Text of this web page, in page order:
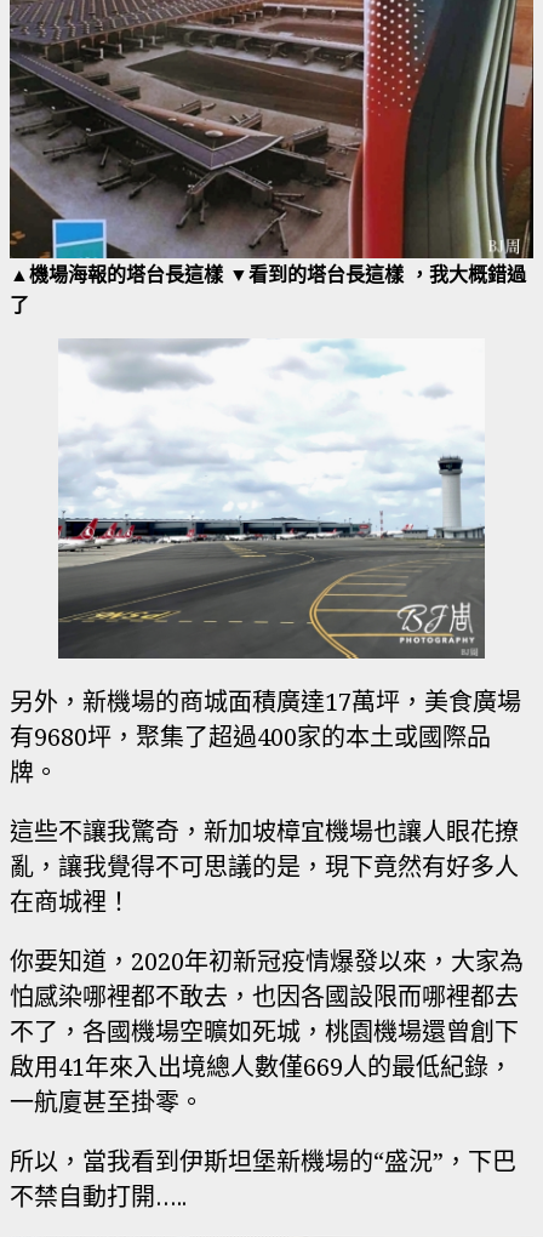
▲機場海報的塔台長這樣 ▼看到的塔台長這樣 ，我大概錯過
了
另外，新機場的商城面積廣達17萬坪，美食廣場
有9680坪，聚集了超過400家的本土或國際品
牌。
這些不讓我驚奇，新加坡樟宜機場也讓人眼花撩
亂，讓我覺得不可思議的是，現下竟然有好多人
在商城裡！
你要知道，2020年初新冠疫情爆發以來，大家為
怕感染哪裡都不敢去，也因各國設限而哪裡都去
不了，各國機場空曠如死城，桃園機場還曾創下
啟用41年來入出境總人數僅669人的最低紀錄，
一航廈甚至掛零。
所以，當我看到伊斯坦堡新機場的“盛況”，下巴
不禁自動打開…..